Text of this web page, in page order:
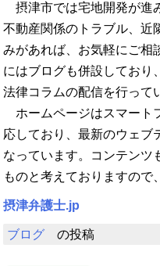
摂津市では宅地開発が進
不動産関係のトラブル、近
みがあれば、お気軽にご相
にはブログも併設しており
法律コラムの配信を行って
ホームページはスマート
応しており、最新のウェブ
なっています。コンテンツ
ものと考えておりますので
摂津弁護士.jp
ブログ の投稿